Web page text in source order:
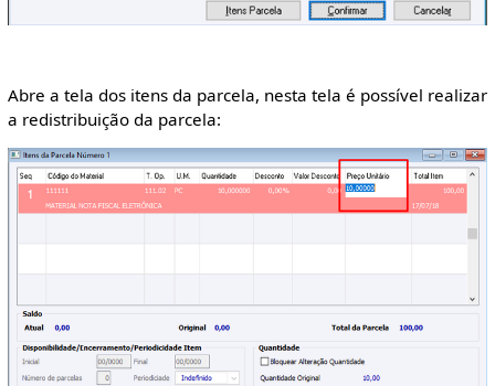
Abre a tela dos itens da parcela, nesta tela é possível realizar
a redistribuição da parcela: